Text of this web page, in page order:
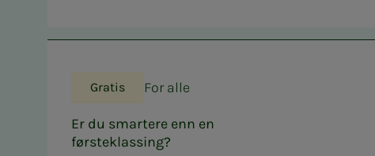
Gratis For alle
Er du smartere enn en
førsteklassing?